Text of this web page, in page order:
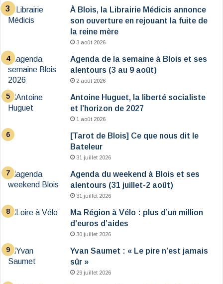
À Blois, la Librairie Médicis annonce
son ouverture en rejouant la fuite de
la reine mère
3 août 2026
Agenda de la semaine à Blois et ses
alentours (3 au 9 août)
2 août 2026
Antoine Huguet, la liberté socialiste
et l’horizon de 2027
1 août 2026
[Tarot de Blois] Ce que nous dit le
Bateleur
31 juillet 2026
Agenda du weekend à Blois et ses
alentours (31 juillet-2 août)
31 juillet 2026
Ma Région à Vélo : plus d’un million
d’euros d’aides
30 juillet 2026
Yvan Saumet : « Le pire n’est jamais
sûr »
29 juillet 2026